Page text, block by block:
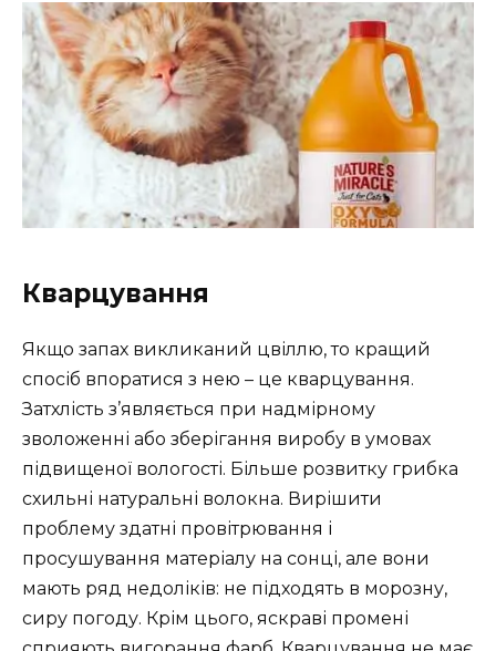
Кварцування
Якщо запах викликаний цвіллю, то кращий
спосіб впоратися з нею – це кварцування.
Затхлість з’являється при надмірному
зволоженні або зберігання виробу в умовах
підвищеної вологості. Більше розвитку грибка
схильні натуральні волокна. Вирішити
проблему здатні провітрювання і
просушування матеріалу на сонці, але вони
мають ряд недоліків: не підходять в морозну,
сиру погоду. Крім цього, яскраві промені